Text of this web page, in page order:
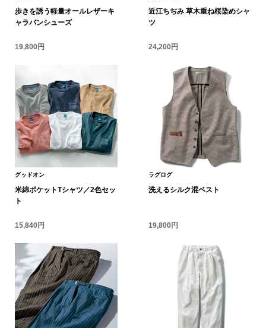
BOGARD 最新号はこちら
ランド
タログ
すべて見る
／チュニック
ダーウェア
バッグ
トートバッグ
ハンドバッグ
クラッチバッグ
ボディバッグ
リュック･バッ
歩きを誘う軽量オールレザーキ
ャラバンシューズ
19,800円
近江ちぢみ 草木重ね桜染めシャ
ツ
24,200円
グッドオン
米綿ポケットTシャツ／2色セッ
ト
15,840円
ラグログ
洗えるシルク混ベスト
19,800円